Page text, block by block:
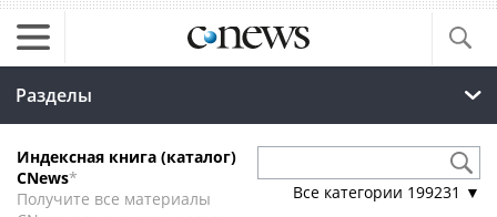
Разделы
Индексная книга (каталог)
CNews*
Получите все материалы
Все категории 199231 ▼